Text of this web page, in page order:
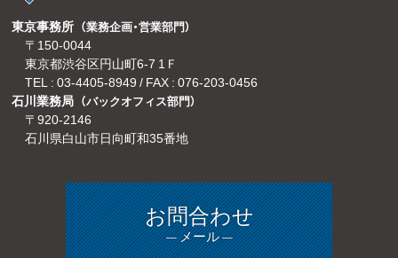
東京事務所 （業務企画・営業部門）
〒150-0044
東京都渋谷区円山町6-7 1Ｆ
TEL : 03-4405-8949 / FAX : 076-203-0456
石川業務局 （バックオフィス部門）
〒920-2146
石川県白山市日向町和35番地
お問合わせ
— メール —